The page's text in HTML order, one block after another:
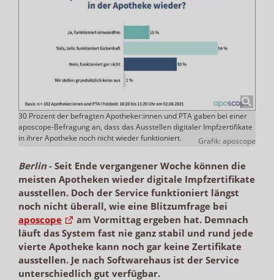
30 Prozent der befragten Apotheker:innen und PTA gaben bei einer
aposcope-Befragung an, dass das Ausstellen digitaler Impfzertifikate
in ihrer Apotheke noch nicht wieder funktioniert.
Grafik: aposcope
Berlin- Seit Ende vergangener Woche können die
meisten Apotheken wieder digitale Impfzertifikate
ausstellen. Doch der Service funktioniert längst
noch nicht überall, wie eine Blitzumfrage bei
aposcope
am Vormittag ergeben hat. Demnach
läuft das System fast nie ganz stabil und rund jede
vierte Apotheke kann noch gar keine Zertifikate
ausstellen. Je nach Softwarehaus ist der Service
unterschiedlich gut verfügbar.